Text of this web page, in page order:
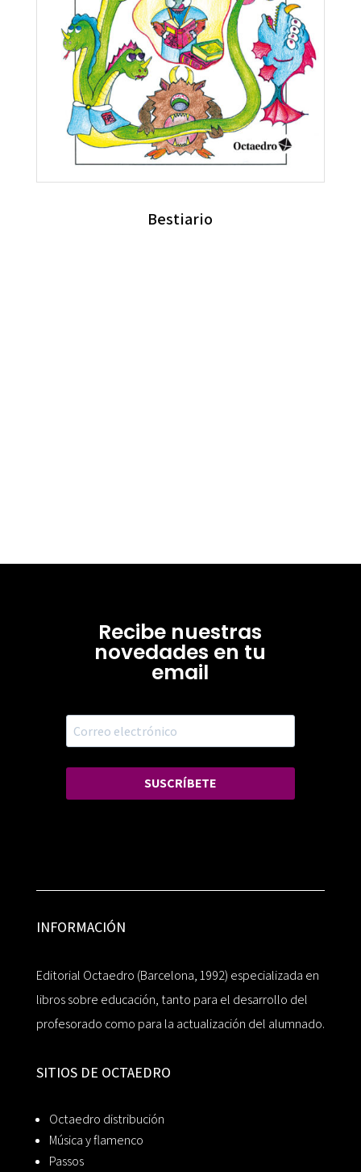
Bestiario
Recibe nuestras
novedades en tu
email
SUSCRÍBETE
INFORMACIÓN
Editorial Octaedro (Barcelona, 1992) especializada en
libros sobre educación, tanto para el desarrollo del
profesorado como para la actualización del alumnado.
SITIOS DE OCTAEDRO
Octaedro distribución
Música y flamenco
Passos